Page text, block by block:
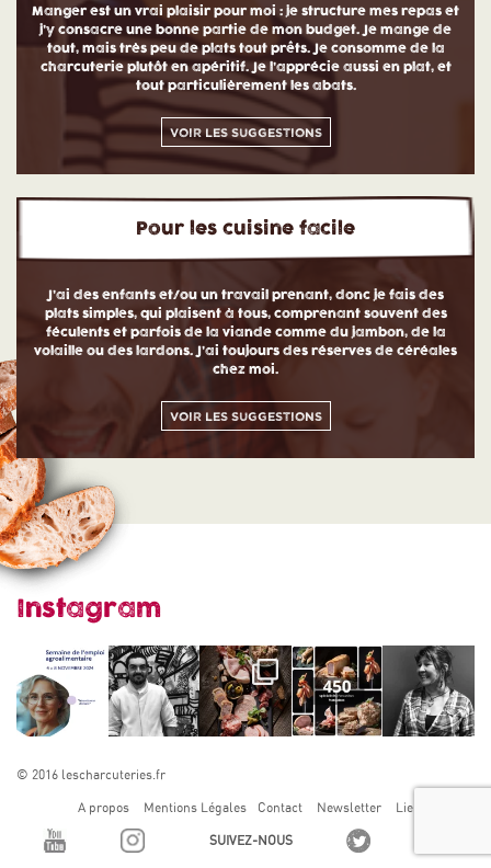
Manger est un vrai plaisir pour moi : je structure mes repas et
j’y consacre une bonne partie de mon budget. Je mange de
tout, mais très peu de plats tout prêts. Je consomme de la
charcuterie plutôt en apéritif. Je l’apprécie aussi en plat, et
tout particulièrement les abats.
Voir les suggestions
Pour les cuisine facile
J’ai des enfants et/ou un travail prenant, donc je fais des
plats simples, qui plaisent à tous, comprenant souvent des
féculents et parfois de la viande comme du jambon, de la
volaille ou des lardons. J’ai toujours des réserves de céréales
chez moi.
Voir les suggestions
Instagram
© 2016 lescharcuteries.fr
A propos Mentions Légales Contact Newsletter Liens utiles
SUIVEZ-NOUS